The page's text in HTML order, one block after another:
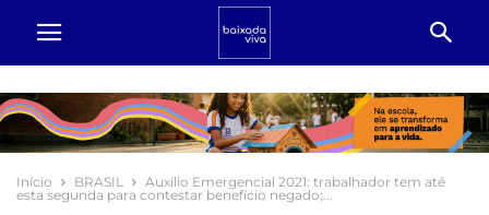
Início BRASIL
Auxílio Emergencial 2021: trabalhador tem até
esta segunda para contestar benefício negado;...